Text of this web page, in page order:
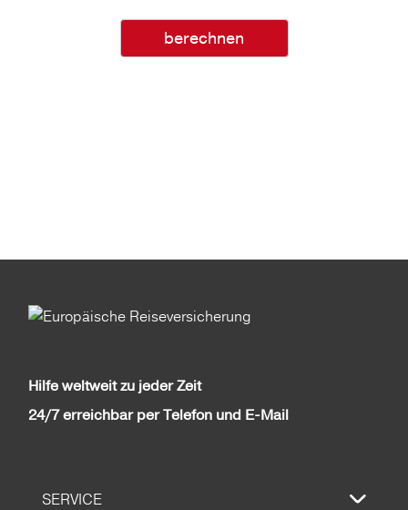
berechnen
Hilfe weltweit zu jeder Zeit
24/7 erreichbar per Telefon und E-Mail
SERVICE